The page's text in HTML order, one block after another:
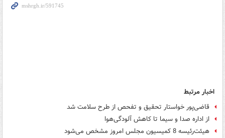
اخبار مرتبط
قاضی‌پور خواستار تحقیق و تفحص از طرح سلامت شد
از اداره صدا و سیما تا کاهش آلودگی‌هوا
هیئت‌رئیسه 8 کمیسیون مجلس امروز مشخص می‌شود